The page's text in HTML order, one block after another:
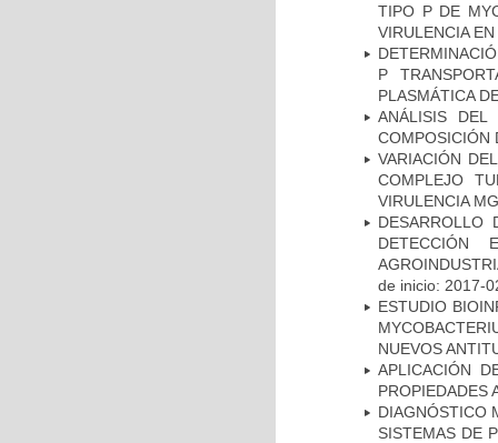
TIPO P DE
VIRULENCIA
P
PLASMÁTICA
ANÁLISIS DEL
COMPOSICIÓN
VARIACIÓN
COMPLEJO
VIRULENCIA
DESARROLLO
DETECCIÓN
de inicio: 2017-
ESTUDIO
NUEVOS
APLICACIÓN
PROPIEDADES
DIAGNÓSTICO
SISTEMAS DE